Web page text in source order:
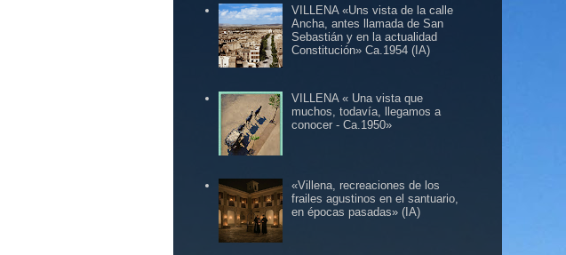
VILLENA «Uns vista de la calle
Ancha, antes llamada de San
Sebastián y en la actualidad
Constitución» Ca.1954 (IA)
VILLENA « Una vista que
muchos, todavía, llegamos a
conocer - Ca.1950»
«Villena, recreaciones de los
frailes agustinos en el santuario,
en épocas pasadas» (IA)